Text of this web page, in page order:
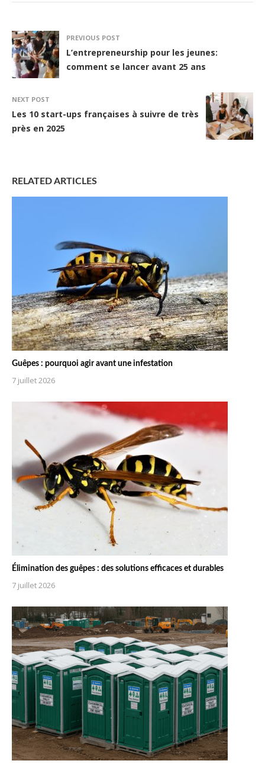
PREVIOUS POST
L’entrepreneurship pour les jeunes:
comment se lancer avant 25 ans
NEXT POST
Les 10 start-ups françaises à suivre de très
près en 2025
RELATED ARTICLES
Guêpes : pourquoi agir avant une infestation
7 juillet 2026
Élimination des guêpes : des solutions efficaces et durables
7 juillet 2026